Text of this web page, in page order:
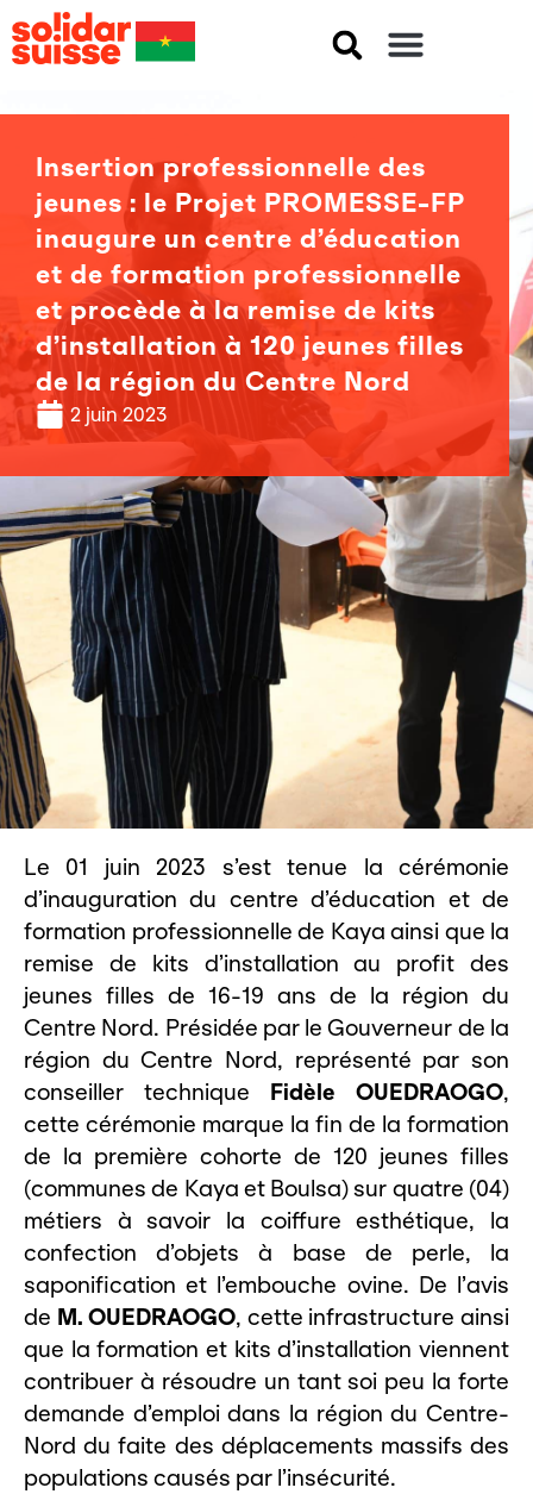
Insertion professionnelle des
jeunes : le Projet PROMESSE-FP
inaugure un centre d’éducation
et de formation professionnelle
et procède à la remise de kits
d’installation à 120 jeunes filles
de la région du Centre Nord
2 juin 2023
Le 01 juin 2023 s’est tenue la cérémonie
d’inauguration du centre d’éducation et de
formation professionnelle de Kaya ainsi que la
remise de kits d’installation au profit des
jeunes filles de 16-19 ans de la région du
Centre Nord. Présidée par le Gouverneur de la
région du Centre Nord, représenté par son
conseiller technique
Fidèle OUEDRAOGO,
cette cérémonie marque la fin de la formation
de la première cohorte de 120 jeunes filles
(communes de Kaya et Boulsa) sur quatre (04)
métiers à savoir la coiffure esthétique, la
confection d’objets à base de perle, la
saponification et l’embouche ovine. De l’avis
de M. OUEDRAOGO, cette infrastructure ainsi
que la formation et kits d’installation viennent
contribuer à résoudre un tant soi peu la forte
demande d’emploi dans la région du Centre-
Nord du faite des déplacements massifs des
populations causés par l’insécurité.